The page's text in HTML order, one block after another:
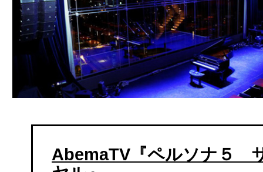
AbemaTV『ペルソナ５